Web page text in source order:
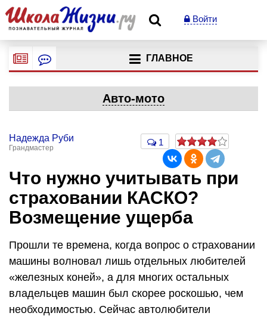
Войти
ГЛАВНОЕ
Авто-мото
Надежда Руби
Грандмастер
1
Что нужно учитывать при
страховании КАСКО?
Возмещение ущерба
Прошли те времена, когда вопрос о страховании
машины волновал лишь отдельных любителей
«железных коней», а для многих остальных
владельцев машин был скорее роскошью, чем
необходимостью. Сейчас автолюбители